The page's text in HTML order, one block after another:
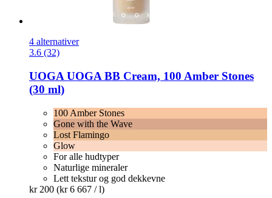
4 alternativer
3.6 (32)
UOGA UOGA BB Cream, 100 Amber Stones
(30 ml)
100 Amber Stones
Gone with the Wave
Lost Flamingo
Glow
For alle hudtyper
Naturlige mineraler
Lett tekstur og god dekkevne
kr 200 (kr 6 667 / l)